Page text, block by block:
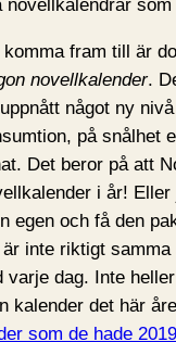
novellkalendrar som
fram till är
novellkalender.
något ny
på snålhet
Det beror på att
i år!
egen och få den
är inte riktigt
varje dag. Inte
kalender det här
som de hade 2019